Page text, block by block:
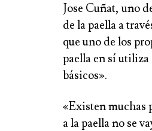
Jose Cuñat, uno
de la paella a
que uno de los
paella en sí
básicos».
«Existen muchas
a la paella no se